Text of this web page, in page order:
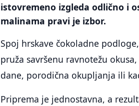
istovremeno izgleda odlično i
malinama pravi je izbor.
Spoj hrskave čokoladne
pruža savršenu ravnotežu
dane, porodična okupljanja ili
Priprema je jednostavna, a